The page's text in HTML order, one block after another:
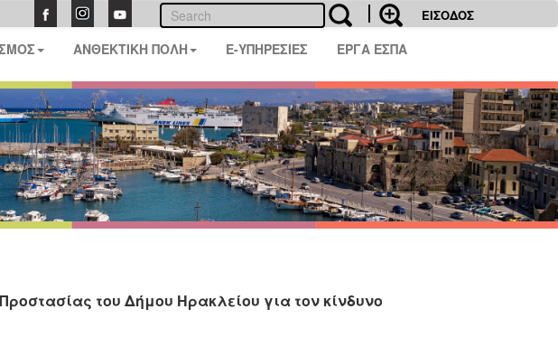
ΕΙΣΟΔΟΣ
ΑΝΘΕΚΤΙΚΗ ΠΟΛΗ E-ΥΠΗΡΕΣΙΕΣ ΕΡΓΑ ΕΣΠΑ
του Δήμου Ηρακλείου για τον κίνδυνο